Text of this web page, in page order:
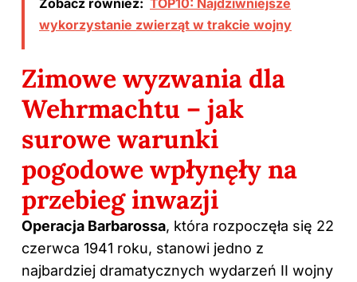
wykorzystanie zwierząt w trakcie wojny
Zimowe wyzwania dla
Wehrmachtu – jak
surowe warunki
pogodowe wpłynęły na
przebieg inwazji
Operacja Barbarossa, która rozpoczęła się 22
czerwca 1941 roku, stanowi jedno z
najbardziej dramatycznych wydarzeń II wojny